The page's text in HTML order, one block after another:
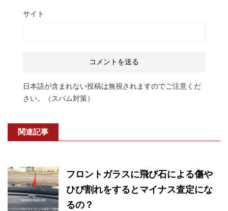
サイト
日本語が含まれない投稿は無視されますのでご注意くだ
さい。（スパム対策）
関連記事
フロントガラスに飛び石による傷や
ひび割れをするとマイナス査定にな
るの？